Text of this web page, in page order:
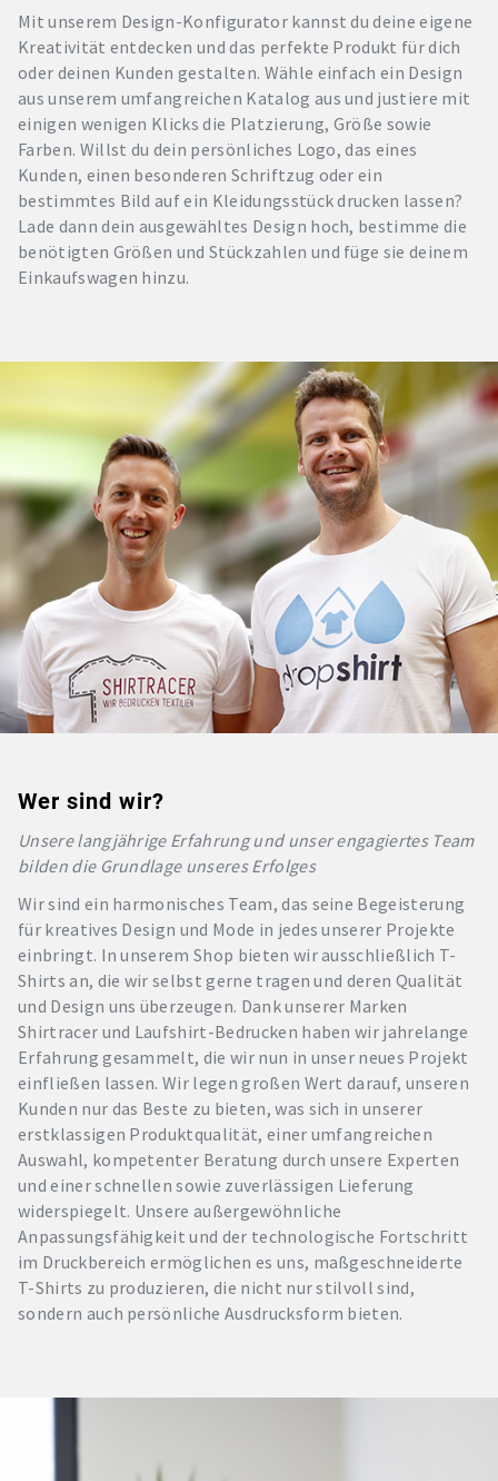
Mit unserem Design-Konfigurator kannst du deine eigene
Kreativität entdecken und das perfekte Produkt für dich
oder deinen Kunden gestalten. Wähle einfach ein Design
aus unserem umfangreichen Katalog aus und justiere mit
einigen wenigen Klicks die Platzierung, Größe sowie
Farben. Willst du dein persönliches Logo, das eines
Kunden, einen besonderen Schriftzug oder ein
bestimmtes Bild auf ein Kleidungsstück drucken lassen?
Lade dann dein ausgewähltes Design hoch, bestimme die
benötigten Größen und Stückzahlen und füge sie deinem
Einkaufswagen hinzu.
Wer sind wir?
Unsere langjährige Erfahrung und unser engagiertes Team
bilden die Grundlage unseres Erfolges
Wir sind ein harmonisches Team, das seine Begeisterung
für kreatives Design und Mode in jedes unserer Projekte
einbringt. In unserem Shop bieten wir ausschließlich T-
Shirts an, die wir selbst gerne tragen und deren Qualität
und Design uns überzeugen. Dank unserer Marken
Shirtracer und Laufshirt-Bedrucken haben wir jahrelange
Erfahrung gesammelt, die wir nun in unser neues Projekt
einfließen lassen. Wir legen großen Wert darauf, unseren
Kunden nur das Beste zu bieten, was sich in unserer
erstklassigen Produktqualität, einer umfangreichen
Auswahl, kompetenter Beratung durch unsere Experten
und einer schnellen sowie zuverlässigen Lieferung
widerspiegelt. Unsere außergewöhnliche
Anpassungsfähigkeit und der technologische Fortschritt
im Druckbereich ermöglichen es uns, maßgeschneiderte
T-Shirts zu produzieren, die nicht nur stilvoll sind,
sondern auch persönliche Ausdrucksform bieten.